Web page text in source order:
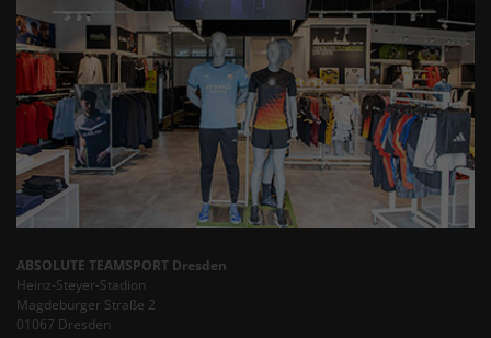
ABSOLUTE TEAMSPORT Dresden
Heinz-Steyer-Stadion
Magdeburger Straße 2
01067 Dresden